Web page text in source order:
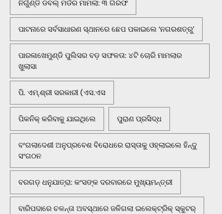
ନିର୍ଗୁଣ୍ଡି ଡବଲ୍ ମର୍ଡର ମାମଲା: ୩ ଗିରଫ
ପାଟନାରେ ସର୍ବସାଧାରଣ ସ୍ଥାନରେ ଛେପ ପକାଇଲେ ‘ନଗରଶତ୍ରୁ’
ପାରଳାଖେମୁଣ୍ଡି ପୁଲିସର ବଡ଼ ସଫଳତା: ୪ଟି ଚୋରି ମାମଲାର
ଖୁଲାସା
ପି. ଏମ୍.ଶ୍ରୀ ସରକାରୀ (ଏସ.ଏସ
ପିକନିକ୍‌ କରିବାକୁ ଯାଇଥିଲେ ପୁରାଣ ପ୍ରସିଦ୍ଧ
ବଂଗଲାଦେଶୀ ଅନୁପ୍ରବେଶ ବିରୋଧରେ ରାସ୍ତାକୁ ଓହ୍ଲାଇଲେ ହିନ୍ଦୁ
ସଂଗଠନ
ବରଗଡ଼ ଧନୁଯାତ୍ରା: କଂସଙ୍କ ଦରବାରରେ ମୁଖ୍ୟମନ୍ତ୍ରୀ
ବାରିପଦାରେ ଚଳନ୍ତା ଅବସ୍ଥାରେ ଜଳିଗଲା ଇଲେକ୍ଟ୍ରିକ୍ ସ୍କୁଟର୍